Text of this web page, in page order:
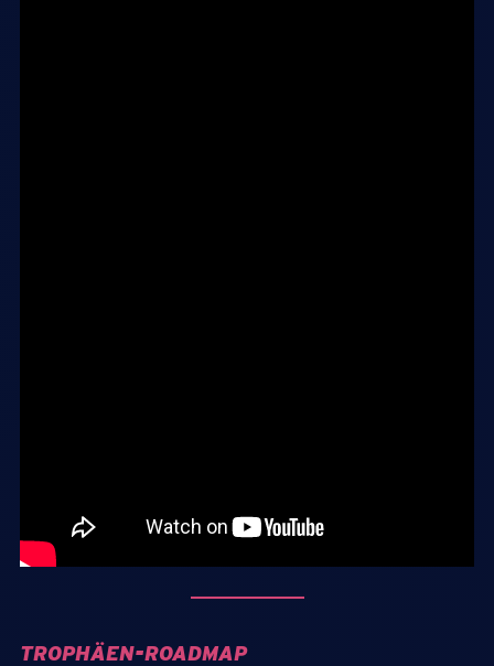
TROPHÄEN-ROADMAP